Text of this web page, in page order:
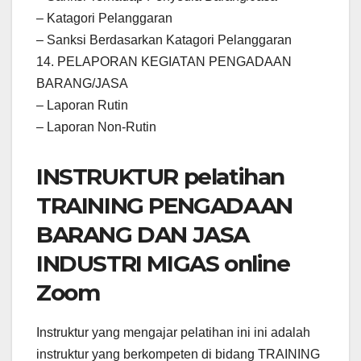
– Katagori Pelanggaran
– Sanksi Berdasarkan Katagori Pelanggaran
14. PELAPORAN KEGIATAN PENGADAAN
BARANG/JASA
– Laporan Rutin
– Laporan Non-Rutin
INSTRUKTUR pelatihan
TRAINING PENGADAAN
BARANG DAN JASA
INDUSTRI MIGAS online
Zoom
Instruktur yang mengajar pelatihan ini ini adalah
instruktur yang berkompeten di bidang TRAINING